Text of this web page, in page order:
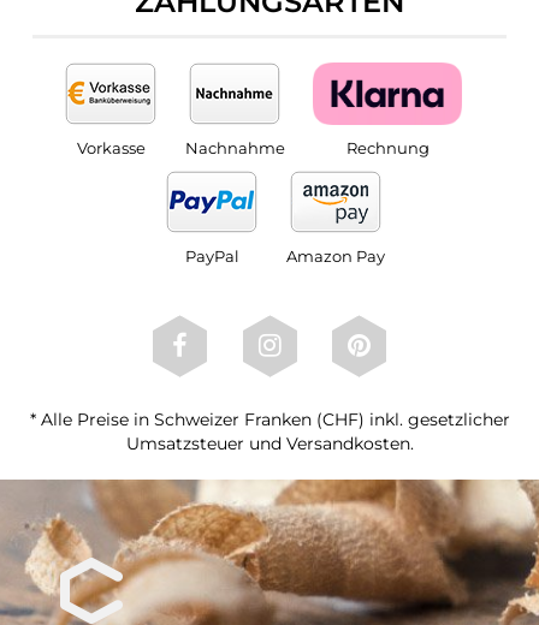
Vorkasse Nachnahme Rechnung
PayPal Amazon Pay
* Alle Preise in Schweizer Franken (CHF) inkl. gesetzlicher
Umsatzsteuer und Versandkosten.